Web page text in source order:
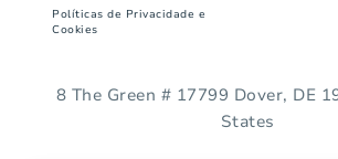
Políticas de Privacidade e
Cookies
8 The Green # 17799 Dover, DE
States